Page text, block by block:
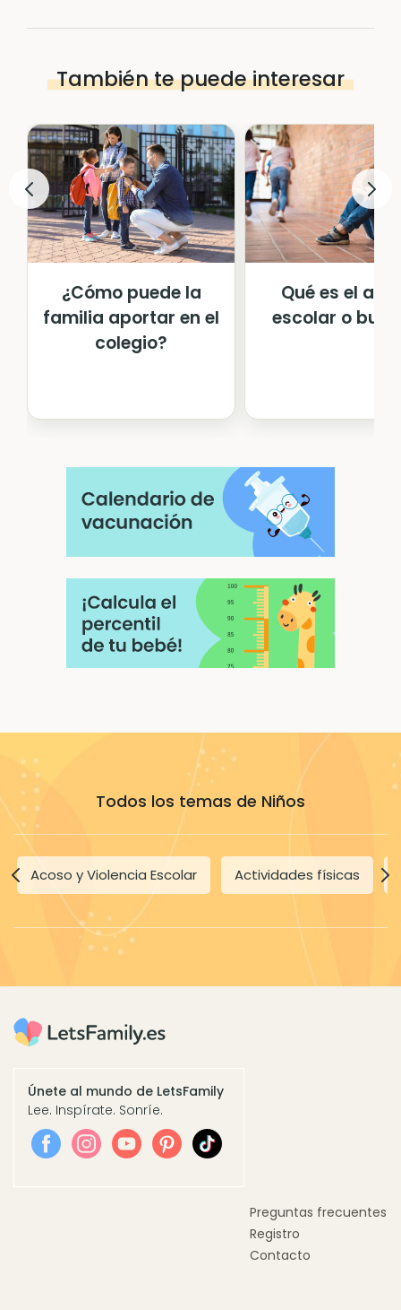
También te puede interesar
¿Cómo puede la
familia aportar en el
colegio?
Qué es el
escolar o
Todos los temas de Niños
Acoso y Violencia Escolar Actividades físicas
Únete al mundo de LetsFamily
Lee. Inspírate. Sonríe.
Preguntas frecuentes
Registro
Contacto